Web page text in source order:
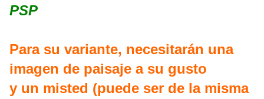
PSP
Para su variante, necesitarán una
imagen de paisaje a su gusto
y un misted (puede ser de la misma